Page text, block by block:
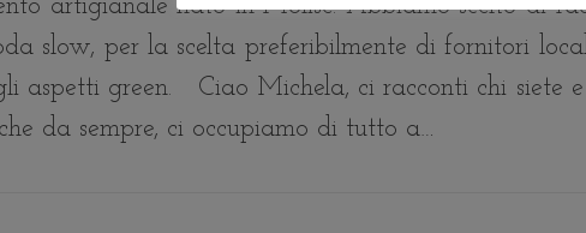
artigianale nato in Molise. Abbiamo scelto di
slow, per la scelta preferibilmente di fornitori
aspetti green. Ciao Michela, ci racconti chi siete
da sempre, ci occupiamo di tutto a…